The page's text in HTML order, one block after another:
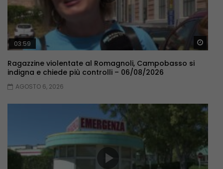
03:59
Ragazzine violentate al Romagnoli, Campobasso si
indigna e chiede più controlli – 06/08/2026
AGOSTO 6, 2026